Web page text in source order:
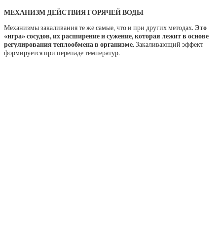
МЕХАНИЗМ ДЕЙСТВИЯ ГОРЯЧЕЙ ВОДЫ
Механизмы закаливания те же самые, что и при других методах. Это
«игра» сосудов, их расширение и сужение, которая лежит в основе
регулирования теплообмена в организме.Закаливающий эффект
формируется при перепаде температур.